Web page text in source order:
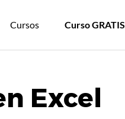
Cursos Curso GRATIS
Excel